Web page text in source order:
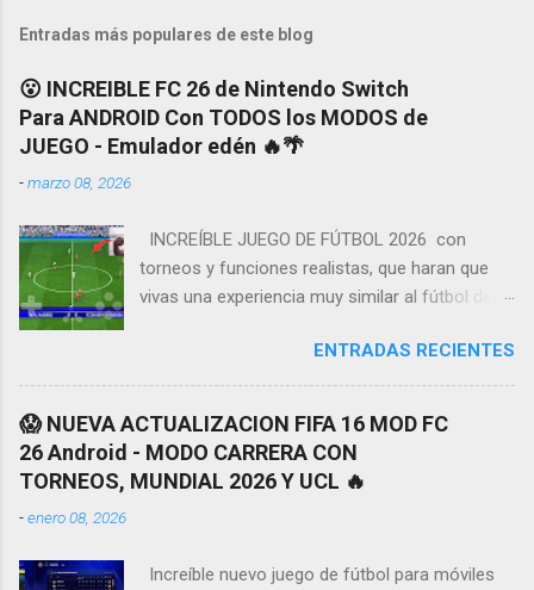
Entradas más populares de este blog
😮 INCREIBLE FC 26 de Nintendo Switch
Para ANDROID Con TODOS los MODOS de
JUEGO - Emulador edén 🔥🌴
-marzo 08, 2026
INCREÍBLE JUEGO DE FÚTBOL 2026 con
torneos y funciones realistas, que haran que
vivas una experiencia muy similar al fútbol de la
mejoras como en animaciónes y gráficos a
continuación les enseñare algunas de las
Tendremos un gran amplió listado de copas
ENTRADAS RECIENTES
😱 NUEVA ACTUALIZACION FIFA 16 MOD FC
26 Android - MODO CARRERA CON
TORNEOS, MUNDIAL 2026 Y UCL 🔥
-enero 08, 2026
Increíble nuevo juego de fútbol para móviles